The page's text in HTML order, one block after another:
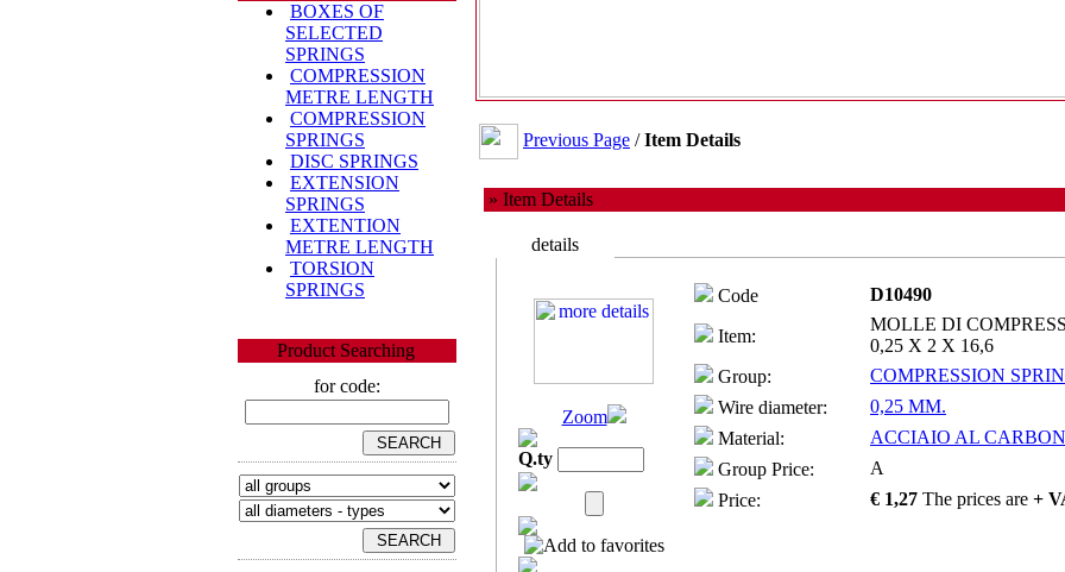
BOXES OF
SELECTED
SPRINGS
COMPRESSION
METRE LENGTH
COMPRESSION
SPRINGS
DISC SPRINGS
EXTENSION
SPRINGS
EXTENTION
METRE LENGTH
TORSION
SPRINGS
Product Searching
for code:
Previous Page /Item Details
» Item Details
details
Code D10490
Item:
MOLLE DI
0,25 X 2 X 16,6
Group:
COMPRESSION
Wire diameter:
0,25 MM.
Material:
ACCIAIO AL
Group Price:
A
Price:
€ 1,27 The prices are +
Zoom
Q.ty